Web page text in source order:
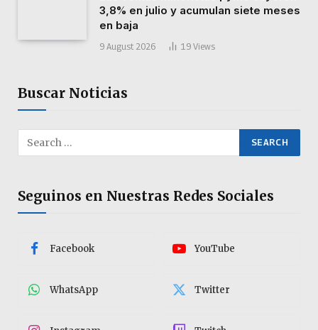
3,8% en julio y acumulan siete meses
en baja
9 August 2026 19 Views
Buscar Noticias
Seguinos en Nuestras Redes Sociales
Facebook YouTube
WhatsApp Twitter